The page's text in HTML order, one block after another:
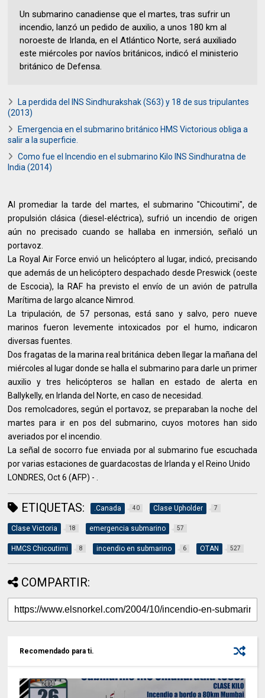
Un submarino canadiense que el martes, tras sufrir un
incendio, lanzó un pedido de auxilio, a unos 180 km al
noroeste de Irlanda, en el Atlántico Norte, será auxiliado
este miércoles por navíos británicos, indicó el ministerio
británico de Defensa.
La perdida del INS Sindhurakshak (S63) y 18 de sus tripulantes
(2013)
Emergencia en el submarino británico HMS Victorious obliga a
salir a la superficie.
Como fue el Incendio en el submarino Kilo INS Sindhuratna de
India (2014)
Al promediar la tarde del martes, el submarino "Chicoutimi", de
propulsión clásica (diesel-eléctrica), sufrió un incendio de origen
aún no precisado cuando se hallaba en inmersión, señaló un
portavoz.
La Royal Air Force envió un helicóptero al lugar, indicó, precisando
que además de un helicóptero despachado desde Preswick (oeste
de Escocia), la RAF ha previsto el envío de un avión de patrulla
Marítima de largo alcance Nimrod.
La tripulación, de 57 personas, está sano y salvo, pero nueve
marinos fueron levemente intoxicados por el humo, indicaron
diversas fuentes.
Dos fragatas de la marina real británica deben llegar la mañana del
miércoles al lugar donde se halla el submarino para darle un primer
auxilio y tres helicópteros se hallan en estado de alerta en
Ballykelly, en Irlanda del Norte, en caso de necesidad.
Dos remolcadores, según el portavoz, se preparaban la noche del
martes para ir en pos del submarino, cuyos motores han sido
averiados por el incendio.
La señal de socorro fue enviada por al submarino fue escuchada
por varias estaciones de guardacostas de Irlanda y el Reino Unido
LONDRES, Oct 6 (AFP) - .
ETIQUETAS: .Canada 40 Clase Upholder 7
Clase Victoria 18 emergencia submarino 57
HMCS Chicoutimi 8 incendio en submarino 6 OTAN 527
COMPARTIR:
Recomendado para ti.